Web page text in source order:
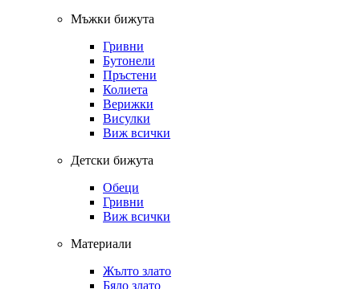
Мъжки бижута
Гривни
Бутонели
Пръстени
Колиета
Верижки
Висулки
Виж всички
Детски бижута
Обеци
Гривни
Виж всички
Материали
Жълто злато
Бяло злато